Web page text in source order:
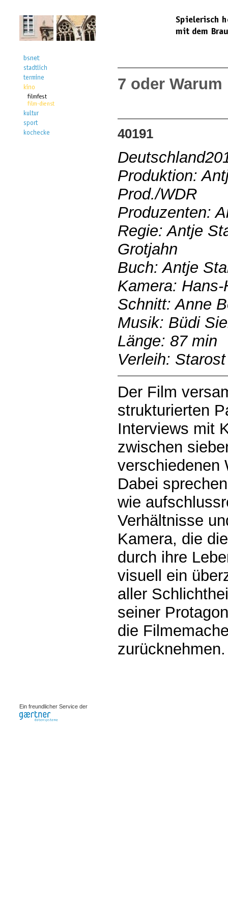
7 oder
40191
Produktion:
Prod./WDR
Produzenten:
Regie: Antje
Grotjahn
Buch: Antje
Kamera:
Schnitt: Anne
Musik: Büdi
Länge: 87 min
Verleih:
Der Film
strukturierten
Interviews mit
zwischen
verschiedenen
Dabei
wie
Verhältnisse
Kamera, die
durch ihre
visuell ein
aller
seiner
die
Ein freundlicher Service der